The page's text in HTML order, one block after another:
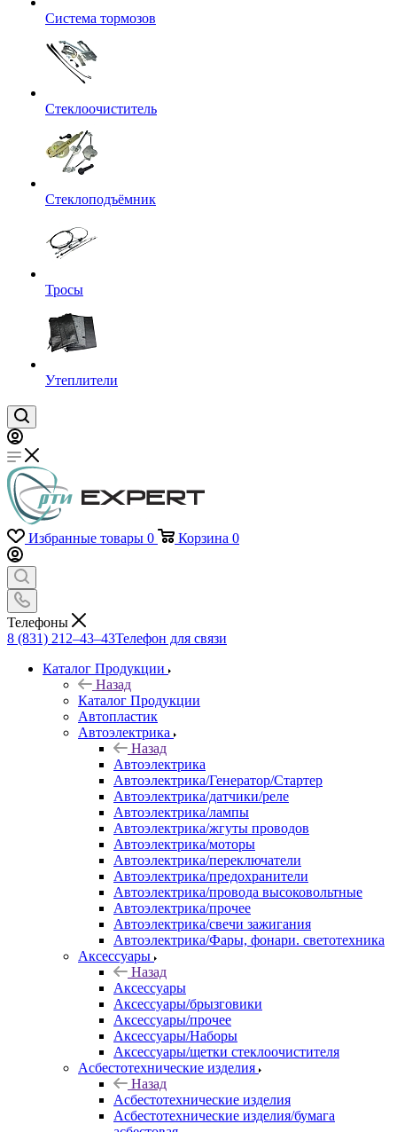
Система тормозов
Стеклоочиститель
Стеклоподъёмник
Тросы
Утеплители
Избранные товары 0 Корзина 0
Телефоны
8 (831) 212–43–43Телефон для связи
Каталог Продукции
Назад
Каталог Продукции
Автопластик
Автоэлектрика
Назад
Автоэлектрика
Автоэлектрика/Генератор/Стартер
Автоэлектрика/датчики/реле
Автоэлектрика/лампы
Автоэлектрика/жгуты проводов
Автоэлектрика/моторы
Автоэлектрика/переключатели
Автоэлектрика/предохранители
Автоэлектрика/провода высоковольтные
Автоэлектрика/прочее
Автоэлектрика/свечи зажигания
Автоэлектрика/Фары, фонари. светотехника
Аксессуары
Назад
Аксессуары
Аксессуары/брызговики
Аксессуары/прочее
Аксессуары/Наборы
Аксессуары/щетки стеклоочистителя
Асбестотехнические изделия
Назад
Асбестотехнические изделия
Асбестотехнические изделия/бумага